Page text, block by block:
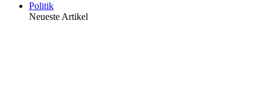
Politik
Neueste Artikel